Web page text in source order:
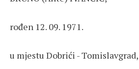
rođen 12. 09. 1971.
u mjestu Dobrići - Tomislavgrad,